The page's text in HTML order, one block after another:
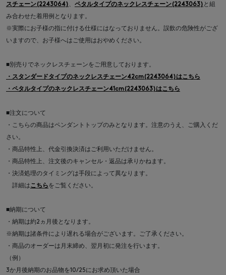
スチェーン(2243064)、 ペタルタイプのネックレスチェーン(2243063) と組
み合わせた着用例となります。
※実際にお子様の指に付ける仕様にはなっておりません。誤飲の危険性がござ
いますので、お子様へはご使用はおやめください。
■別売りでネックレスチェーンをご用意しております。
・スタンダードタイプのネックレスチェーン42cm(2243064)はこちら
・ペタルタイプのネックレスチェーン41cm(2243063)はこちら
■注文について
・こちらの商品はペンダントトップのみとなります。注意のうえ、ご購入くだ
さい。
・商品特性上、代金引換決済はご利用いただけません。
・商品特性上、注文後のキャンセル・返品は承りかねます。
・決済処理のタイミングは手段によって異なります。
詳細はこちらをご覧ください。
■納期について
・納期は約2ヵ月後となります。
※納期は諸条件により遅れる場合がございます。ご了承ください。
・商品のオーダーは月末締め、翌月初に発注を行います。
（例）
3か月後納期のお品物を10/25にお求め頂いた場合